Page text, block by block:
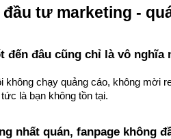
đầu tư marketing -
đến đâu cũng chỉ là vô nghĩa
không chạy quảng cáo, không mời
là bạn không tồn tại.
nhất quán, fanpage không